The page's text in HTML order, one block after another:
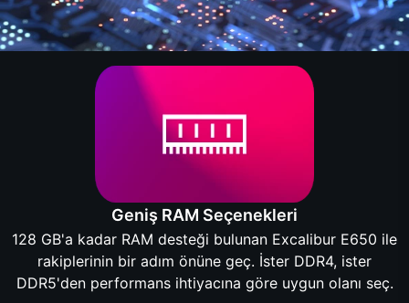
Geniş RAM Seçenekleri
128 GB'a kadar RAM desteği bulunan Excalibur E650 ile
rakiplerinin bir adım önüne geç. İster DDR4, ister
DDR5'den performans ihtiyacına göre uygun olanı seç.